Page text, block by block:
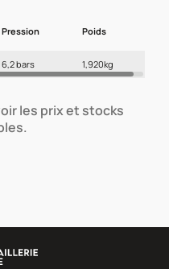
Pression Poids
6,2 bars 1,920kg
les prix et stocks